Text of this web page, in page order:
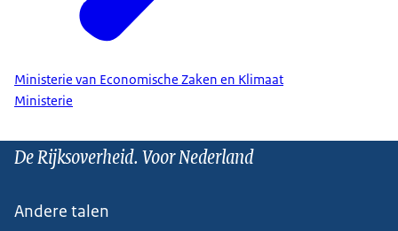
Ministerie van Economische Zaken en Klimaat
Ministerie
De Rijksoverheid. Voor Nederland
Andere talen